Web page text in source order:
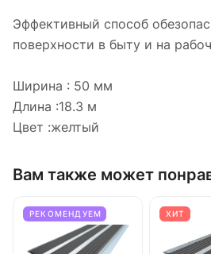
Эффективный способ
поверхности в быту и на
Ширина : 50 мм
Длина :18.3 м
Цвет :желтый
Вам также может
РЕКОМЕНДУЕМ ХИТ